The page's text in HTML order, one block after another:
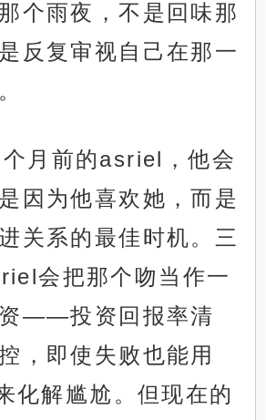
个雨夜，不是回味那
反复审视自己在那一
月前的asriel，他会
因为他喜欢她，而是
关系的最佳时机。三
会把那个吻当作一
——投资回报率清
，即使失败也能用
化解尴尬。但现在的